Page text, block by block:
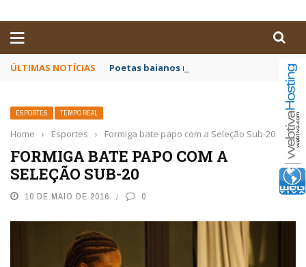
ÚLTIMAS NOTÍCIAS Poetas baianos representam o Brasil no
ESPORTES TEMPO REAL
Home › Esportes › Formiga bate papo com a Seleção Sub-20
FORMIGA BATE PAPO COM A
SELEÇÃO SUB-20
10 DE MAIO DE 2016 0